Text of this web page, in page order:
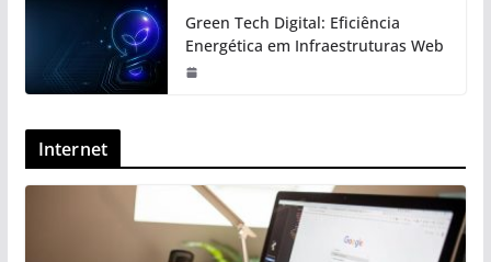
Green Tech Digital: Eficiência
Energética em Infraestruturas Web
Internet